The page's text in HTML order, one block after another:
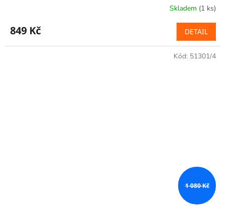
Skladem (1 ks)
849 Kč DETAIL
1 080 Kč
Kód: 51301/4